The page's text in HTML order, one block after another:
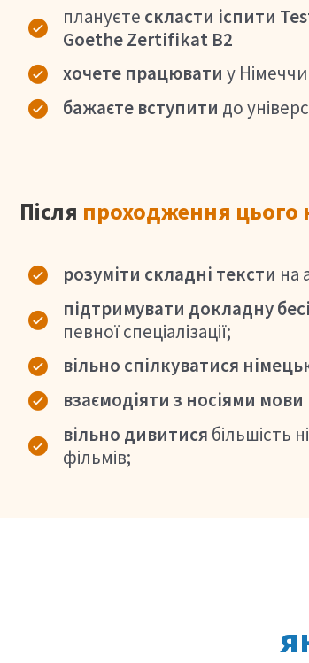
плануєте скласти іспити
Goethe Zertifikat В2
хочете працювати у
бажаєте вступити до
Після проходження цього
розуміти складні тексти на
підтримувати докладну
певної спеціалізації;
вільно спілкуватися
взаємодіяти з носіями мови
вільно дивитися більшість
фільмів;